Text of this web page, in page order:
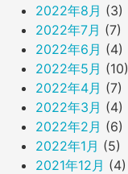
2022年8月 (3)
2022年7月 (7)
2022年6月 (4)
2022年5月 (10)
2022年4月 (7)
2022年3月 (4)
2022年2月 (6)
2022年1月 (5)
2021年12月 (4)